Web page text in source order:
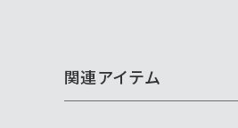
関連アイテム